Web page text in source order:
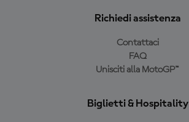
Richiedi assistenza
Contattaci
FAQ
Unisciti alla MotoGP™
Biglietti & Hospitality